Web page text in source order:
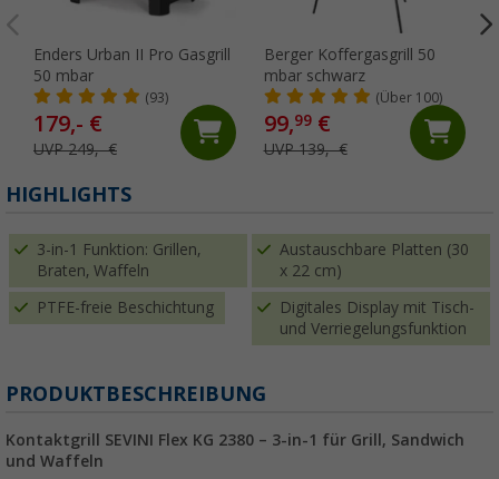
Enders Urban II Pro Gasgrill
50 mbar
(93)
179,- €
UVP 249,- €
Berger Koffergasgrill 50
mbar schwarz
(Über 100)
99,99€
UVP 139,- €
HIGHLIGHTS
3-in-1 Funktion: Grillen,
Braten, Waffeln
Austauschbare Platten (30
x 22 cm)
PTFE-freie Beschichtung
Digitales Display mit Tisch-
und Verriegelungsfunktion
PRODUKTBESCHREIBUNG
Kontaktgrill SEVINI Flex KG 2380 – 3-in-1 für Grill, Sandwich
und Waffeln